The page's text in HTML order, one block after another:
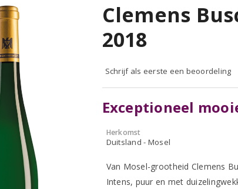
Clemens
2018
Schrijf als eerste een beoordeling
Exceptioneel
Herkomst
Duitsland - Mosel
Van Mosel-grootheid Clemens
Intens, puur en met